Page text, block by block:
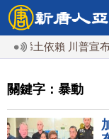
土依賴 川普宣布礦業
關鍵字：暴動